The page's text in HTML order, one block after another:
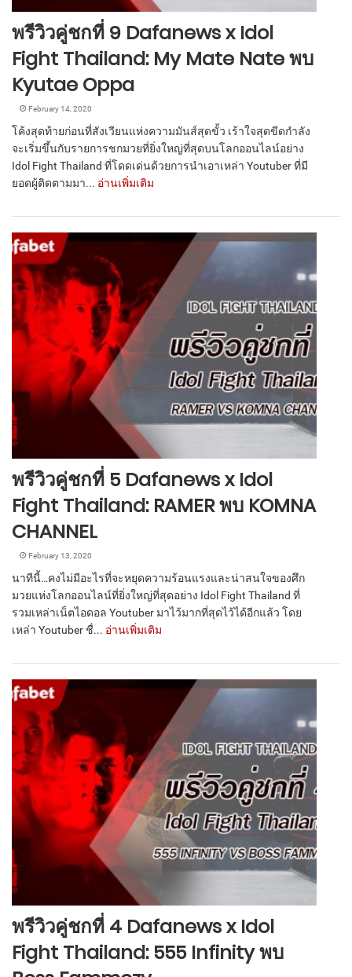
พรีวิวคู่ชกที่ 9 Dafanews x Idol
Fight Thailand: My Mate Nate พบ
Kyutae Oppa
February 14, 2020
โค้งสุดท้ายก่อนที่สังเวียนแห่งความมันส์สุดขั้ว เร้าใจสุดขีดกำลัง
จะเริ่มขึ้นกับรายการชกมวยที่ยิ่งใหญ่ที่สุดบนโลกออนไลน์อย่าง
Idol Fight Thailand ที่โดดเด่นด้วยการนำเอาเหล่า Youtuber ที่มี
ยอดผู้ติดตามมา... อ่านเพิ่มเติม
พรีวิวคู่ชกที่ 5 Dafanews x Idol
Fight Thailand: RAMER พบ KOMNA
CHANNEL
February 13, 2020
นาทีนี้…คงไม่มีอะไรที่จะหยุดความร้อนแรงและน่าสนใจของศึก
มวยแห่งโลกออนไลน์ที่ยิ่งใหญ่ที่สุดอย่าง Idol Fight Thailand ที่
รวมเหล่าเน็ตไอดอล Youtuber มาไว้มากที่สุดไว้ได้อีกแล้ว โดย
เหล่า Youtuber ชื่... อ่านเพิ่มเติม
พรีวิวคู่ชกที่ 4 Dafanews x Idol
Fight Thailand: 555 Infinity พบ